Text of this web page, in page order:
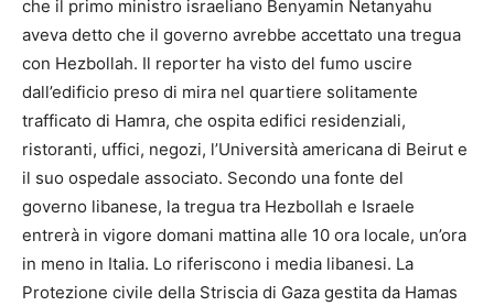
che il primo ministro israeliano Benyamin Netanyahu
aveva detto che il governo avrebbe accettato una tregua
con Hezbollah. Il reporter ha visto del fumo uscire
dall’edificio preso di mira nel quartiere solitamente
trafficato di Hamra, che ospita edifici residenziali,
ristoranti, uffici, negozi, l’Università americana di Beirut e
il suo ospedale associato. Secondo una fonte del
governo libanese, la tregua tra Hezbollah e Israele
entrerà in vigore domani mattina alle 10 ora locale, un’ora
in meno in Italia. Lo riferiscono i media libanesi. La
Protezione civile della Striscia di Gaza gestita da Hamas